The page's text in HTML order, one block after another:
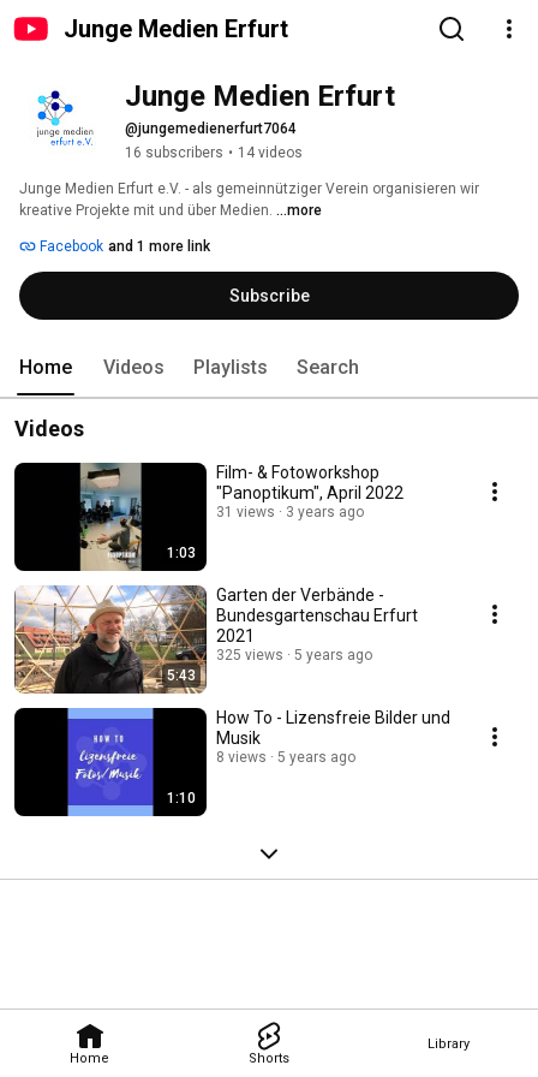
Junge Medien Erfurt
Home Shorts
Library
Junge Medien Erfurt
@jungemedienerfurt7064
16 subscribers • 14 videos
Junge Medien Erfurt e.V. - als gemeinnütziger Verein organisieren wir
kreative Projekte mit und über Medien. ...more
Facebook and 1 more link
Subscribe
Home Videos Playlists Search
Videos
1:03
Film- & Fotoworkshop
"Panoptikum", April 2022
31 views 3 years ago
5:43
Garten der Verbände -
Bundesgartenschau Erfurt
2021
325 views 5 years ago
1:10
How To - Lizensfreie Bilder und
Musik
8 views 5 years ago